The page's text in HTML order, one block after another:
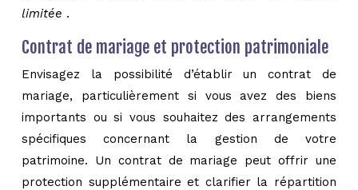
limitée .
Contrat de mariage et protection patrimoniale
Envisagez la possibilité d’établir un contrat de
mariage, particulièrement si vous avez des biens
importants ou si vous souhaitez des arrangements
spécifiques concernant la gestion de votre
patrimoine. Un contrat de mariage peut offrir une
protection supplémentaire et clarifier la répartition